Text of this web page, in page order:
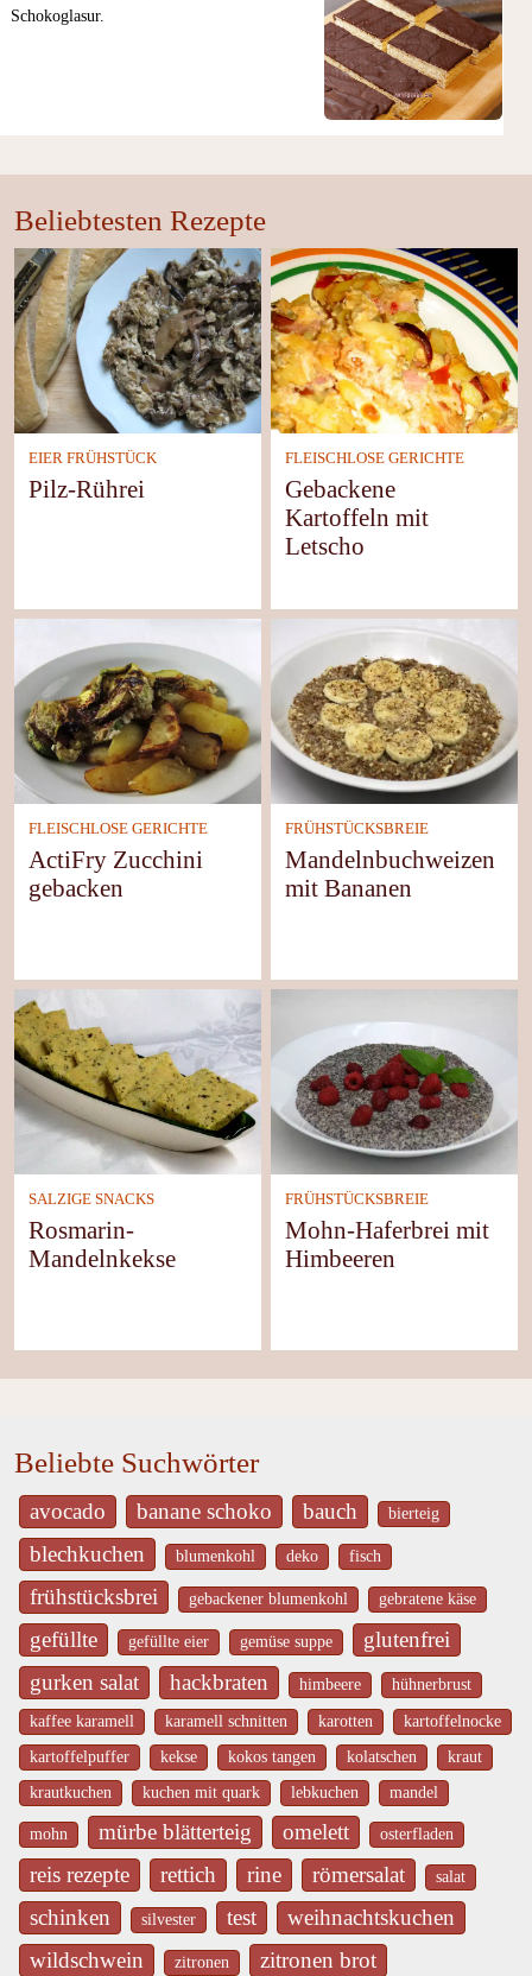
Schokoglasur.
Beliebtesten Rezepte
EIER FRÜHSTÜCK
Pilz-Rührei
FLEISCHLOSE GERICHTE
Gebackene
Kartoffeln mit
Letscho
FLEISCHLOSE GERICHTE
ActiFry Zucchini
gebacken
FRÜHSTÜCKSBREIE
Mandelnbuchweizen
mit Bananen
SALZIGE SNACKS
Rosmarin-
Mandelnkekse
FRÜHSTÜCKSBREIE
Mohn-Haferbrei mit
Himbeeren
Beliebte Suchwörter
avocado banane schoko bauch bierteig
blechkuchen blumenkohl deko fisch
frühstücksbrei gebackener blumenkohl gebratene käse
gefüllte gefüllte eier gemüse suppe
glutenfrei
gurken salat
hackbraten himbeere hühnerbrust
kaffee karamell karamell schnitten karotten
kartoffelnocke
kartoffelpuffer
kekse kokos tangen kolatschen
kraut
krautkuchen
kuchen mit quark lebkuchen mandel
mohn mürbe blätterteig omelett osterfladen
reis rezepte rettich rine römersalat salat
schinken silvester test
weihnachtskuchen
wildschwein
zitronen zitronen brot